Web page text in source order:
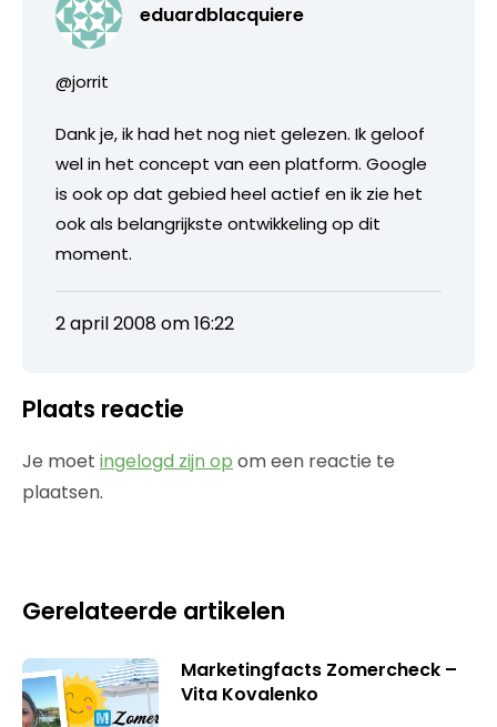
eduardblacquiere
@jorrit
Dank je, ik had het nog niet gelezen. Ik geloof
wel in het concept van een platform. Google
is ook op dat gebied heel actief en ik zie het
ook als belangrijkste ontwikkeling op dit
moment.
2 april 2008 om 16:22
Plaats reactie
Je moet ingelogd zijn op om een reactie te
plaatsen.
Gerelateerde artikelen
Marketingfacts Zomercheck –
Vita Kovalenko